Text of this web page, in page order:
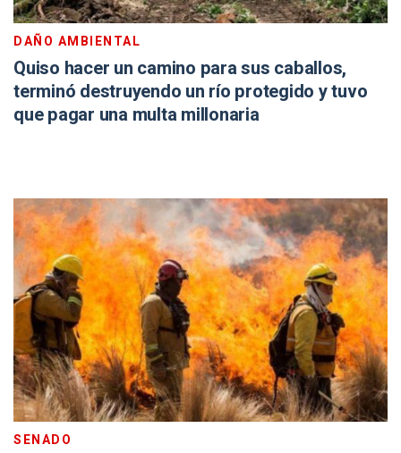
DAÑO AMBIENTAL
Quiso hacer un camino para sus caballos,
terminó destruyendo un río protegido y tuvo
que pagar una multa millonaria
SENADO